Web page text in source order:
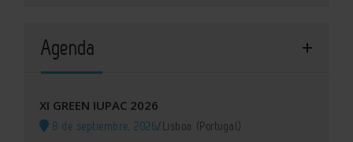
Agenda
XI GREEN IUPAC 2026
8 de septiembre, 2026/Lisboa (Portugal)